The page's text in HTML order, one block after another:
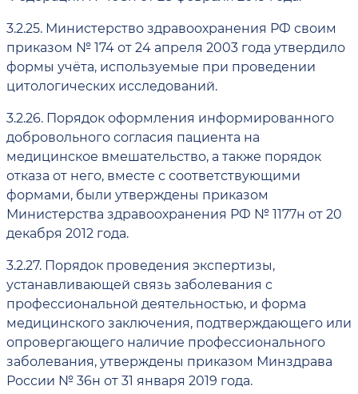
3.2.25. Министерство здравоохранения РФ своим
приказом № 174 от 24 апреля 2003 года утвердило
формы учёта, используемые при проведении
цитологических исследований.
3.2.26. Порядок оформления информированного
добровольного согласия пациента на
медицинское вмешательство, а также порядок
отказа от него, вместе с соответствующими
формами, были утверждены приказом
Министерства здравоохранения РФ № 1177н от 20
декабря 2012 года.
3.2.27. Порядок проведения экспертизы,
устанавливающей связь заболевания с
профессиональной деятельностью, и форма
медицинского заключения, подтверждающего или
опровергающего наличие профессионального
заболевания, утверждены приказом Минздрава
России № 36н от 31 января 2019 года.